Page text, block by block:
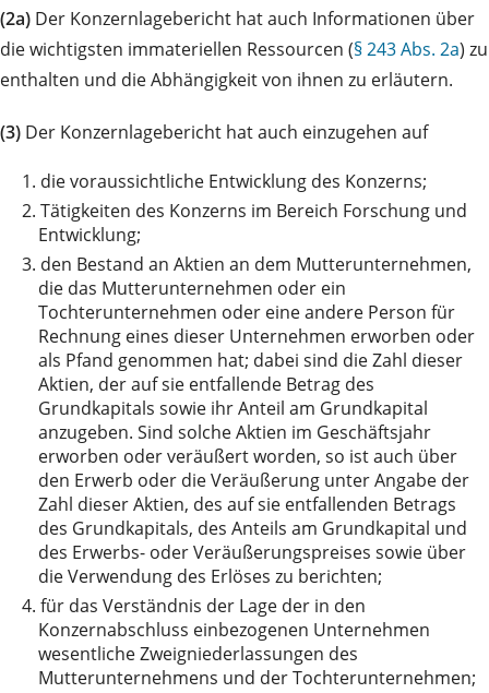
(2a) Der Konzernlagebericht hat auch Informationen über
die wichtigsten immateriellen Ressourcen (§ 243 Abs. 2a) zu
enthalten und die Abhängigkeit von ihnen zu erläutern.
(3) Der Konzernlagebericht hat auch einzugehen auf
1. die voraussichtliche Entwicklung des Konzerns;
2. Tätigkeiten des Konzerns im Bereich Forschung und
Entwicklung;
3. den Bestand an Aktien an dem Mutterunternehmen,
die das Mutterunternehmen oder ein
Tochterunternehmen oder eine andere Person für
Rechnung eines dieser Unternehmen erworben oder
als Pfand genommen hat; dabei sind die Zahl dieser
Aktien, der auf sie entfallende Betrag des
Grundkapitals sowie ihr Anteil am Grundkapital
anzugeben. Sind solche Aktien im Geschäftsjahr
erworben oder veräußert worden, so ist auch über
den Erwerb oder die Veräußerung unter Angabe der
Zahl dieser Aktien, des auf sie entfallenden Betrags
des Grundkapitals, des Anteils am Grundkapital und
des Erwerbs- oder Veräußerungspreises sowie über
die Verwendung des Erlöses zu berichten;
4. für das Verständnis der Lage der in den
Konzernabschluss einbezogenen Unternehmen
wesentliche Zweigniederlassungen des
Mutterunternehmens und der Tochterunternehmen;